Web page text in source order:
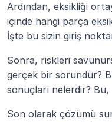
Ardından, eksikliği
içinde hangi parça
İşte bu sizin giriş
Sonra, riskleri
gerçek bir sorundur?
sonuçları nelerdir?
Son olarak çözümü